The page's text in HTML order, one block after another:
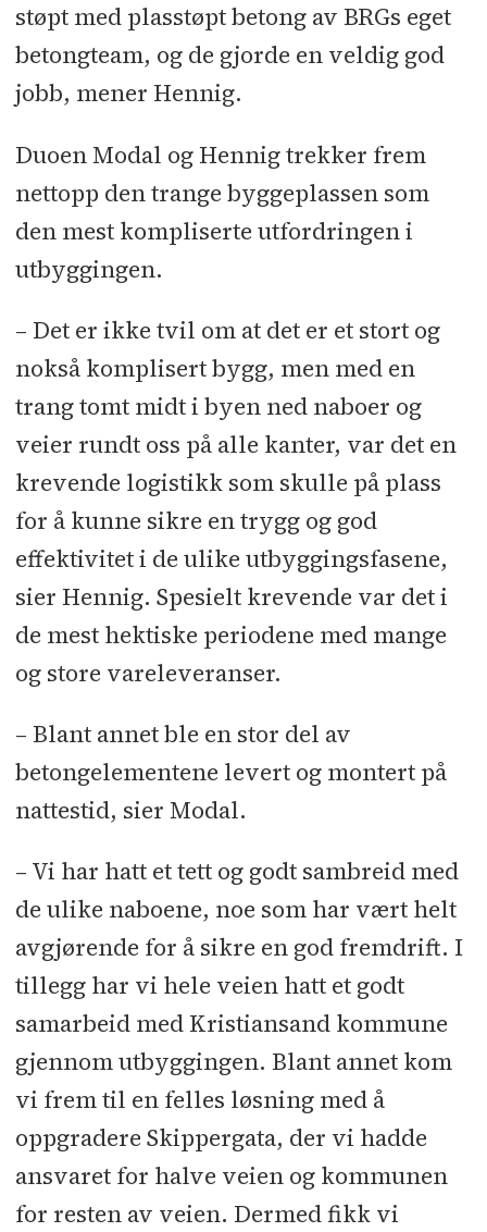
støpt med plasstøpt betong av BRGs eget
betongteam, og de gjorde en veldig god
jobb, mener Hennig.
Duoen Modal og Hennig trekker frem
nettopp den trange byggeplassen som
den mest kompliserte utfordringen i
utbyggingen.
– Det er ikke tvil om at det er et stort og
nokså komplisert bygg, men med en
trang tomt midt i byen ned naboer og
veier rundt oss på alle kanter, var det en
krevende logistikk som skulle på plass
for å kunne sikre en trygg og god
effektivitet i de ulike utbyggingsfasene,
sier Hennig. Spesielt krevende var det i
de mest hektiske periodene med mange
og store vareleveranser.
– Blant annet ble en stor del av
betongelementene levert og montert på
nattestid, sier Modal.
– Vi har hatt et tett og godt sambreid med
de ulike naboene, noe som har vært helt
avgjørende for å sikre en god fremdrift. I
tillegg har vi hele veien hatt et godt
samarbeid med Kristiansand kommune
gjennom utbyggingen. Blant annet kom
vi frem til en felles løsning med å
oppgradere Skippergata, der vi hadde
ansvaret for halve veien og kommunen
for resten av veien. Dermed fikk vi